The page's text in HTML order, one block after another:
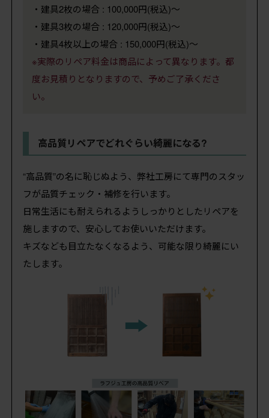
・建具2枚の場合 : 100,000円(税込)～
・建具3枚の場合 : 120,000円(税込)～
・建具4枚以上の場合 : 150,000円(税込)～
※実際のリペア料金は商品によって異なります。都
度お見積りとなりますので、予めご了承くださ
い。
高品質リペアでどれぐらい綺麗になる?
“高品質”の名に恥じぬよう、弊社工房にて専門のスタッ
フが品質チェック・補修を行います。
日常生活にも耐えられるようしっかりとしたリペアを
施しますので、安心してお使いいただけます。
キズなども目立たなくなるよう、可能な限り綺麗にい
たします。